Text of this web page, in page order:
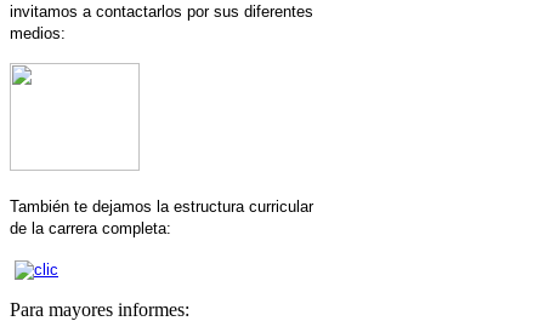
invitamos a contactarlos por sus diferentes
medios:
También te dejamos la estructura curricular
de la carrera completa:
Para mayores informes: